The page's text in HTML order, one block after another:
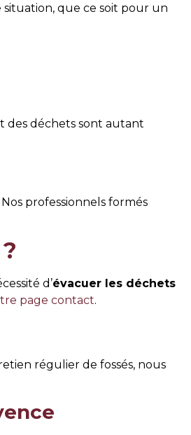
situation, que ce soit pour un
des déchets sont autant
professionnels formés
d’évacuer les déchets
page contact.
régulier de fossés, nous